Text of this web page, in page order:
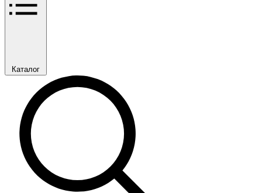
Каталог